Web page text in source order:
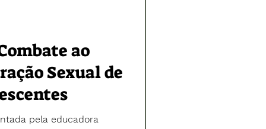
“Faç
ao
Sexual de
pela educadora